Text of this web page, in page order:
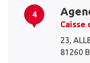
4
Caisse
23,
81260